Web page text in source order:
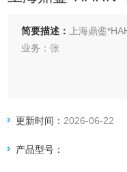
简要描述：
上海鼎銮
业务：张
国（欧洲）美国和日本
我们售出的每一个产品
更新时间： 2026-06-22
产品型号：